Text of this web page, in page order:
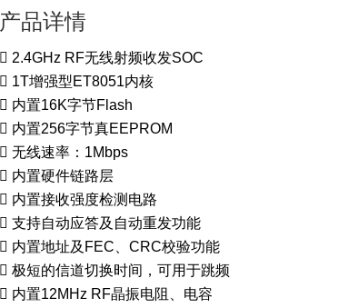
产品详情
 2.4GHz RF无线射频收发SOC
 1T增强型ET8051内核
 内置16K字节Flash
 内置256字节真EEPROM
无线速率： 1Mbps
 内置硬件链路层
 内置接收强度检测电路
支持自动应答及自动重发功能
 内置地址及 FEC 、CRC校验功能
极短的信道切换时间，可用于跳频
 内置12MHz RF晶振电阻、电容